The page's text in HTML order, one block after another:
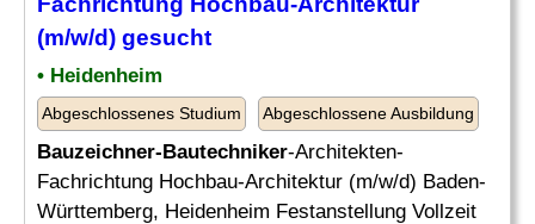
(m/w/d) gesucht
• Heidenheim
Abgeschlossenes Studium Abgeschlossene Ausbildung
Bauzeichner-Bautechniker-Architekten-
Fachrichtung Hochbau-Architektur (m/w/d) Baden-
Württemberg, Heidenheim Festanstellung Vollzeit